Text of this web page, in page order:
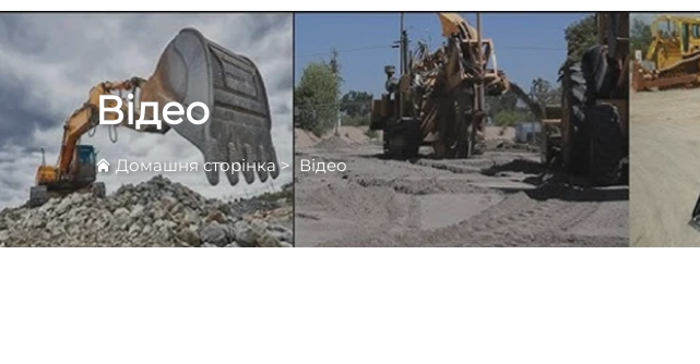
Відео
Домашня сторінка> Відео